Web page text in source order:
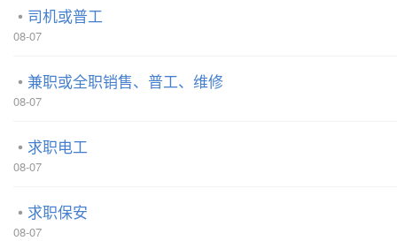
司机或普工
08-07
兼职或全职销售、普工、维修
08-07
求职电工
08-07
求职保安
08-07